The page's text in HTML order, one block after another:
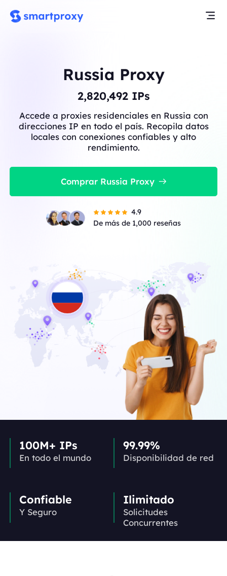
Russia Proxy
2,820,492IPs
Accede a proxies residenciales en Russia con
direcciones IP en todo el país. Recopila datos
locales con conexiones confiables y alto
rendimiento.
Comprar Russia Proxy
4.9
De más de 1,000 reseñas
100M+ IPs
En todo el mundo
99.99%
Disponibilidad de red
Confiable
Y Seguro
Ilimitado
Solicitudes
Concurrentes